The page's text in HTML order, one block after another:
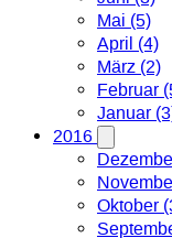
Mai (5)
April (4)
März (2)
Februar
Januar
2016
Oktober